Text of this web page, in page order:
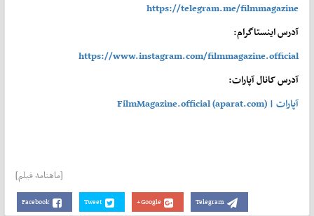
https://telegram.me/filmmagazine
آدرس اینستاگرام:
https://www.instagram.com/filmmagazine.official
آدرس کانال آپارات:
آپارات | FilmMagazine.official (aparat.com)
[ماهنامه فیلم]
Facebook Tweet Google+ Telegram